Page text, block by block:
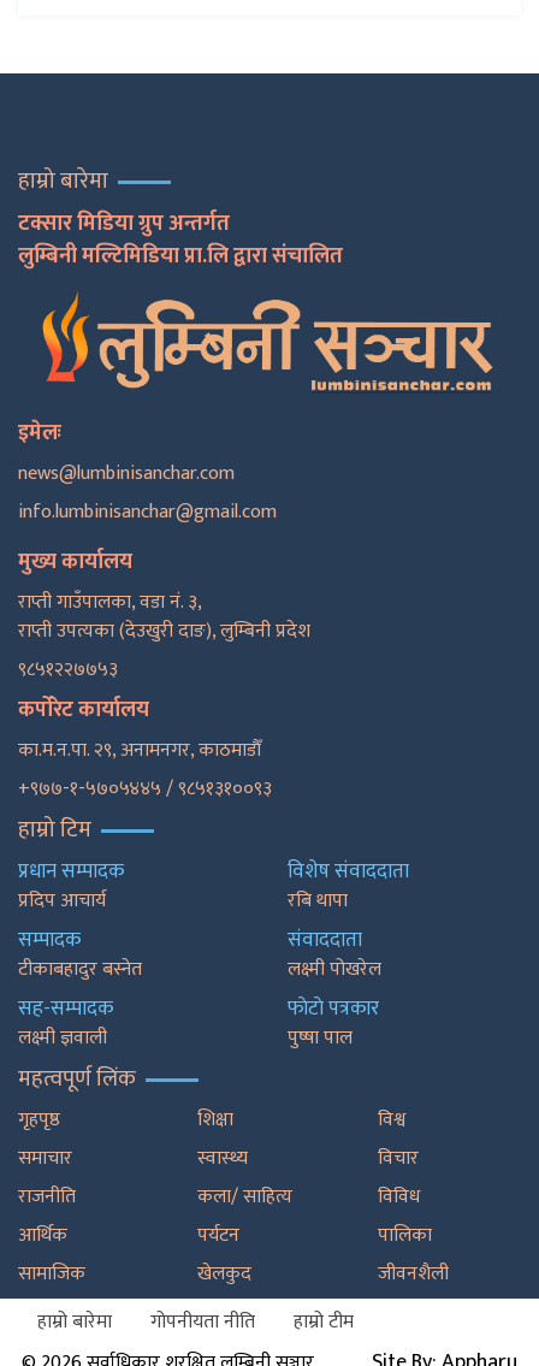
हाम्रो बारेमा
टक्सार मिडिया ग्रुप अन्तर्गत
लुम्बिनी मल्टिमिडिया प्रा.लि द्वारा संचालित
इमेलः
news@lumbinisanchar.com
info.lumbinisanchar@gmail.com
मुख्य कार्यालय
राप्ती गाउँपालका, वडा नं. ३,
राप्ती उपत्यका (देउखुरी दाङ), लुम्बिनी प्रदेश
९८५१२२७७५३
कर्पोरेट कार्यालय
का.म.न.पा. २९, अनामनगर, काठमाडाैँ
+९७७-१-५७०५४४५ / ९८५१३१००९३
हाम्रो टिम
प्रधान सम्पादक
प्रदिप आचार्य
सम्पादक
टीकाबहादुर बस्नेत
सह-सम्पादक
लक्ष्मी ज्ञवाली
विशेष संवाददाता
रबि थापा
संवाददाता
लक्ष्मी पोखरेल
फाेटाे पत्रकार
पुष्षा पाल
महत्वपूर्ण लिंक
गृहपृष्ठ
समाचार
राजनीति
आर्थिक
सामाजिक
शिक्षा
स्वास्थ्य
कला/ साहित्य
पर्यटन
खेलकुद
विश्व
विचार
विविध
पालिका
जीवनशैली
हाम्रो बारेमा
गोपनीयता नीति
हाम्रो टीम